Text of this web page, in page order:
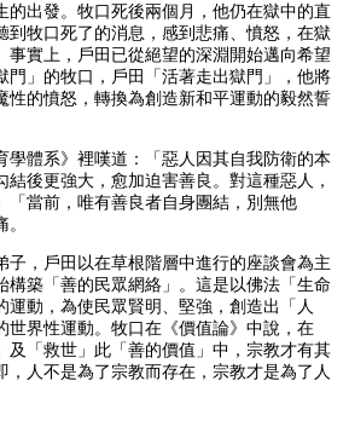
出發。牧口死後兩個月，他仍在獄中的直
到牧口死了的消息，感到悲痛、憤怒，在獄
事實上，戶田已從絕望的深淵開始邁向希望
門」的牧口，戶田「活著走出獄門」，他將
性的憤怒，轉換為創造新和平運動的毅然誓
體系》裡嘆道：「惡人因其自我防衛的本
結後更強大，愈加迫害善良。對這種惡人，
「當前，唯有善良者自身團結，別無他
，戶田以在草根階層中進行的座談會為主
構築「善的民眾網絡」。這是以佛法「生命
運動，為使民眾賢明、堅強，創造出「人
世界性運動。牧口在《價值論》中說，在
及「救世」此「善的價值」中，宗教才有其
，人不是為了宗教而存在，宗教才是為了人